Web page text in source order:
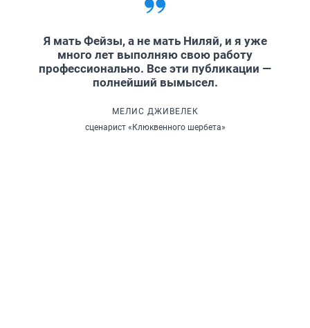
Я мать Фейзы, а не мать Ниляй, и я уже
много лет выполняю свою работу
профессионально. Все эти публикации —
полнейший вымысел.
МЕЛИС ДЖИВЕЛЕК
сценарист «Клюквенного шербета»